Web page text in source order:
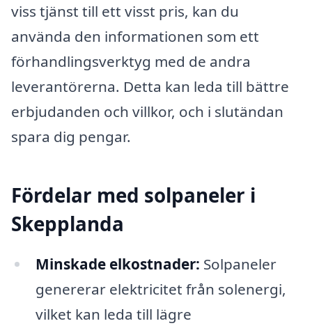
viss tjänst till ett visst pris, kan du
använda den informationen som ett
förhandlingsverktyg med de andra
leverantörerna. Detta kan leda till bättre
erbjudanden och villkor, och i slutändan
spara dig pengar.
Fördelar med solpaneler i
Skepplanda
Minskade elkostnader: Solpaneler
genererar elektricitet från solenergi,
vilket kan leda till lägre